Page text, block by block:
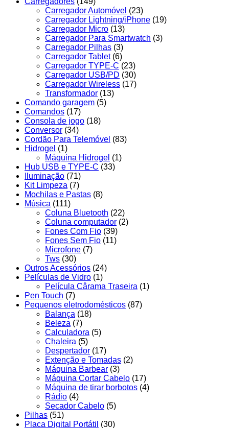
Carregador Automóvel (23)
Carregador Lightning/iPhone (19)
Carregador Micro (13)
Carregador Para Smartwatch (3)
Carregador Pilhas (3)
Carregador Tablet (6)
Carregador TYPE-C (23)
Carregador USB/PD (30)
Carregador Wireless (17)
Transformador (13)
Comando garagem (5)
Comandos (17)
Consola de jogo (18)
Conversor (34)
Cordão Para Telemóvel (83)
Hidrogel (1)
Máquina Hidrogel (1)
Hub USB e TYPE-C (33)
Iluminação (71)
Kit Limpeza (7)
Mochilas e Pastas (8)
Música (111)
Coluna Bluetooth (22)
Coluna computador (2)
Fones Com Fio (39)
Fones Sem Fio (11)
Microfone (7)
Tws (30)
Outros Acessórios (24)
Películas de Vidro (1)
Película Cârama Traseira (1)
Pen Touch (7)
Pequenos eletrodomésticos (87)
Balança (18)
Beleza (7)
Calculadora (5)
Chaleira (5)
Despertador (17)
Extenção e Tomadas (2)
Máquina Barbear (3)
Máquina Cortar Cabelo (17)
Máquina de tirar borbotos (4)
Rádio (4)
Secador Cabelo (5)
Pilhas (51)
Placa Digital Portátil (30)